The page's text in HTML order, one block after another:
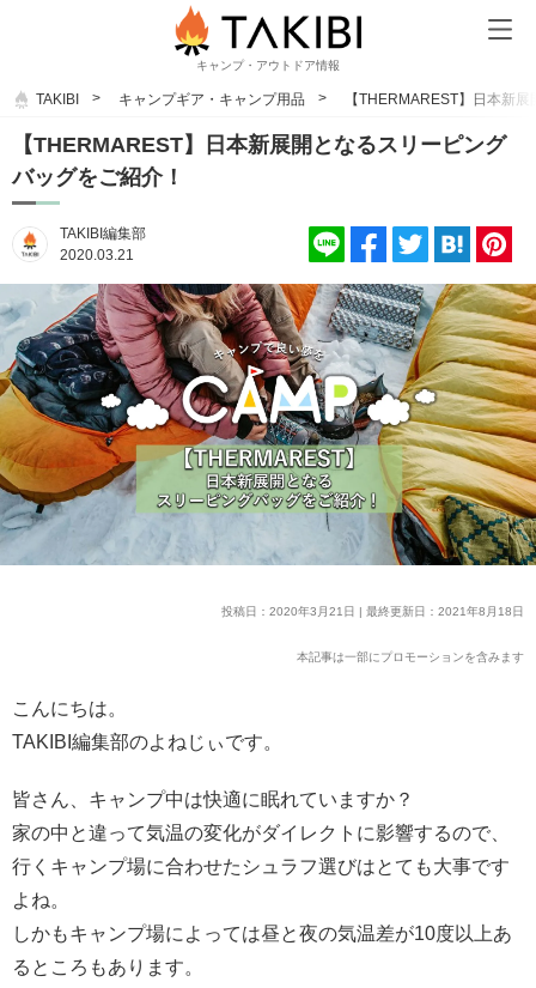
キャンプ・アウトドア情報
TAKIBI キャンプギア・キャンプ用品 【THERMAREST】日本新
【THERMAREST】日本新展開となるスリーピング
バッグをご紹介！
TAKIBI編集部
2020.03.21
投稿日：2020年3月21日 | 最終更新日：2021年8月18日
本記事は一部にプロモーションを含みます
こんにちは。
TAKIBI編集部のよねじぃです。
皆さん、キャンプ中は快適に眠れていますか？
家の中と違って気温の変化がダイレクトに影響するので、
行くキャンプ場に合わせたシュラフ選びはとても大事です
よね。
しかもキャンプ場によっては昼と夜の気温差が10度以上あ
るところもあります。